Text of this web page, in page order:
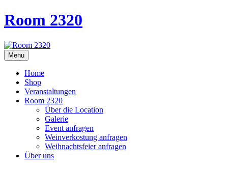
Room 2320
Menu
Home
Shop
Veranstaltungen
Room 2320
Über die Location
Galerie
Event anfragen
Weinverkostung anfragen
Weihnachtsfeier anfragen
Über uns